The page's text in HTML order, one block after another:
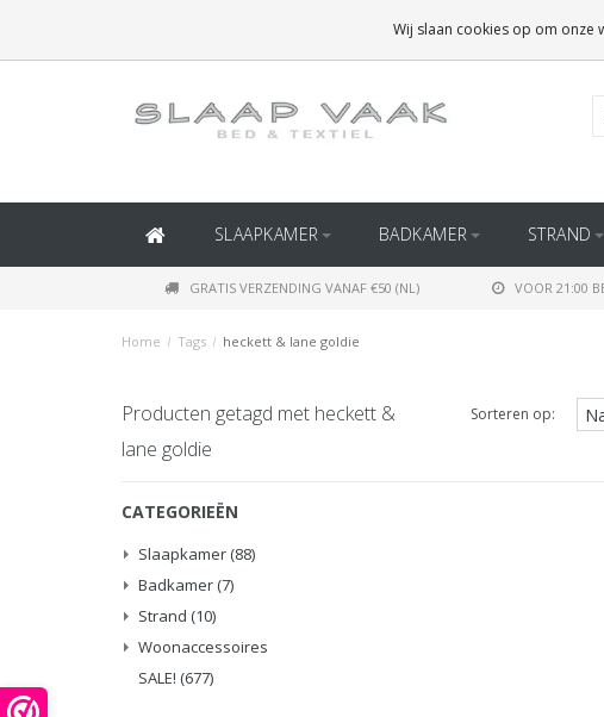
(BINNEN BELGIË)
SLAAPKAMER BADKAMER STRAND
GRATIS VERZENDING VANAF €50 (NL) VOOR 21:00
Home / Tags / heckett & lane goldie
Producten getagd met heckett &
lane goldie
Sorteren op:
CATEGORIEËN
Slaapkamer (88)
Badkamer (7)
Strand (10)
Woonaccessoires
SALE! (677)
Wij slaan cookies op om onze